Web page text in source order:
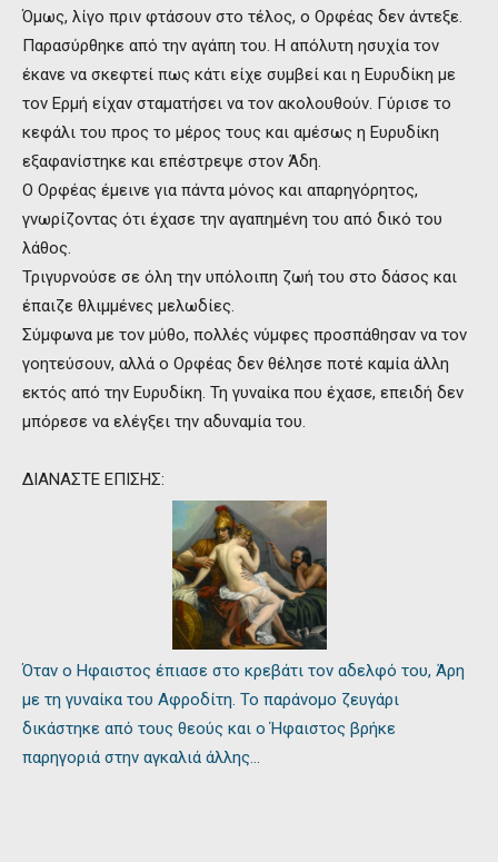
Όμως, λίγο πριν φτάσουν στο τέλος, ο Ορφέας δεν άντεξε.
Παρασύρθηκε από την αγάπη του. Η απόλυτη ησυχία τον
έκανε να σκεφτεί πως κάτι είχε συμβεί και η Ευρυδίκη με
τον Ερμή είχαν σταματήσει να τον ακολουθούν. Γύρισε το
κεφάλι του προς το μέρος τους και αμέσως η Ευρυδίκη
εξαφανίστηκε και επέστρεψε στον Άδη.
Ο Ορφέας έμεινε για πάντα μόνος και απαρηγόρητος,
γνωρίζοντας ότι έχασε την αγαπημένη του από δικό του
λάθος.
Τριγυρνούσε σε όλη την υπόλοιπη ζωή του στο δάσος και
έπαιζε θλιμμένες μελωδίες.
Σύμφωνα με τον μύθο, πολλές νύμφες προσπάθησαν να τον
γοητεύσουν, αλλά ο Ορφέας δεν θέλησε ποτέ καμία άλλη
εκτός από την Ευρυδίκη. Τη γυναίκα που έχασε, επειδή δεν
μπόρεσε να ελέγξει την αδυναμία του.
ΔΙΑΝΑΣΤΕ ΕΠΙΣΗΣ:
Όταν ο Ηφαιστος έπιασε στο κρεβάτι τον αδελφό του, Άρη
με τη γυναίκα του Αφροδίτη. Το παράνομο ζευγάρι
δικάστηκε από τους θεούς και ο Ήφαιστος βρήκε
παρηγοριά στην αγκαλιά άλλης…